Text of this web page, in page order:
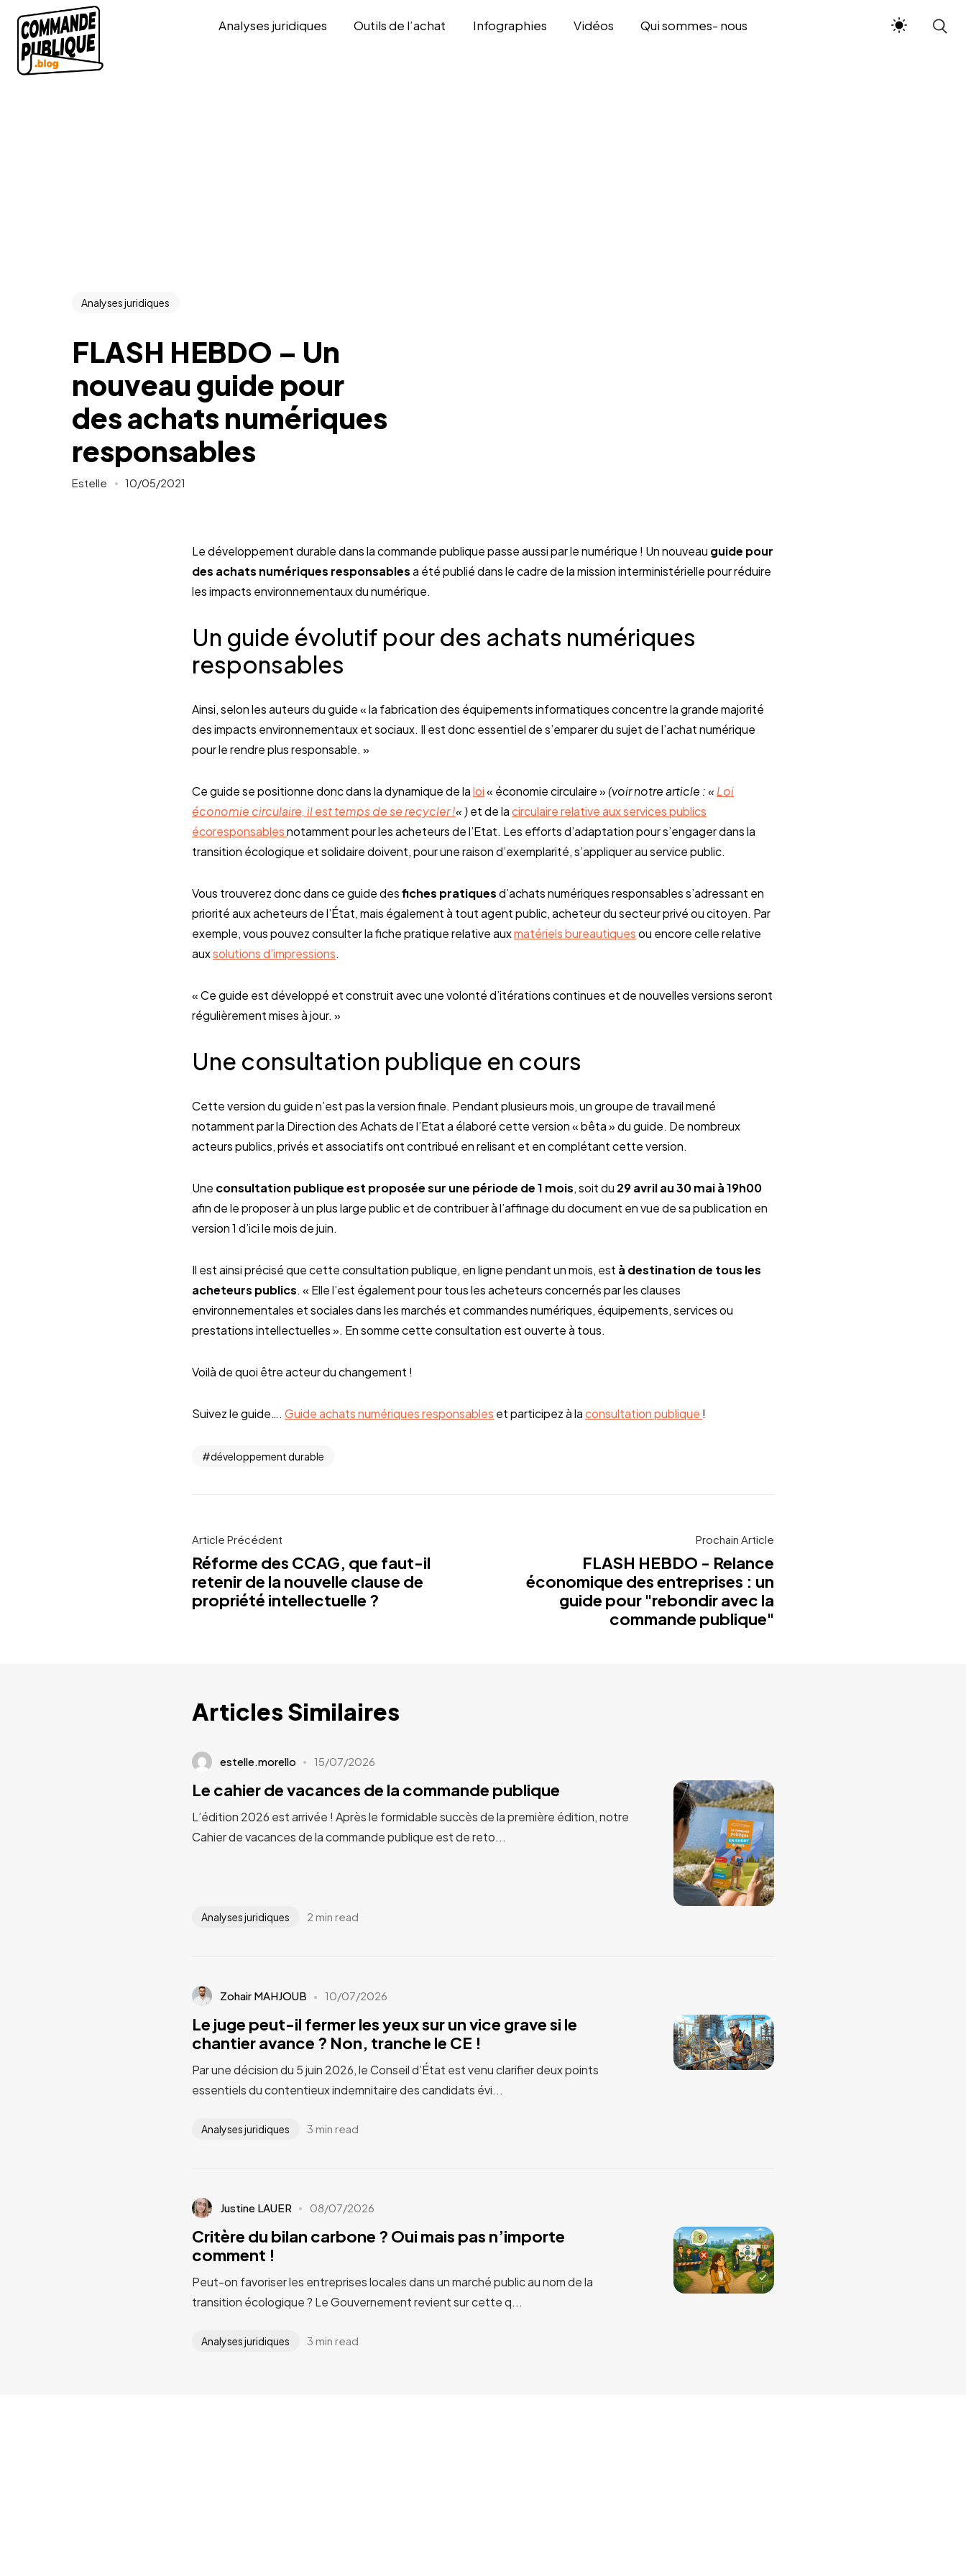
Analyses juridiques Outils de l’achat Infographies Vidéos Qui sommes- nous
Analyses juridiques
FLASH HEBDO – Un
nouveau guide pour
des achats numériques
responsables
Estelle 10/05/2021
Le développement durable dans la commande publique passe aussi par le numérique ! Un nouveau guide pour
des achats numériques responsablesa été publié dans le cadre de la mission interministérielle pour réduire
les impacts environnementaux du numérique.
Un guide évolutif pour des achats numériques
responsables
Ainsi, selon les auteurs du guide « la fabrication des équipements informatiques concentre la grande majorité
des impacts environnementaux et sociaux. Il est donc essentiel de s’emparer du sujet de l’achat numérique
pour le rendre plus responsable. »
Ce guide se positionne donc dans la dynamique de laloi« économie circulaire »(voir notre article : «Loi
économie circulaire, il est temps de se recycler !« )et de lacirculaire relative aux services publics
écoresponsablesnotamment pour les acheteurs de l’Etat. Les efforts d’adaptation pour s’engager dans la
transition écologique et solidaire doivent, pour une raison d’exemplarité, s’appliquer au service public.
Vous trouverez donc dans ce guide desfiches pratiquesd’achats numériques responsables s’adressant en
priorité aux acheteurs de l’État, mais également à tout agent public, acheteur du secteur privé ou citoyen. Par
exemple, vous pouvez consulter la fiche pratique relative auxmatériels bureautiquesou encore celle relative
auxsolutions d’impressions.
« Ce guide est développé et construit avec une volonté d’itérations continues et de nouvelles versions seront
régulièrement mises à jour. »
Une consultation publique en cours
Cette version du guide n’est pas la version finale. Pendant plusieurs mois, un groupe de travail mené
notamment par la Direction des Achats de l’Etat a élaboré cette version « bêta » du guide. De nombreux
acteurs publics, privés et associatifs ont contribué en relisant et en complétant cette version.
Une consultation publique est proposée sur une période de 1 mois, soit du 29 avril au 30 mai à 19h00
afin de le proposer à un plus large public et de contribuer à l’affinage du document en vue de sa publication en
version 1 d’ici le mois de juin.
Il est ainsi précisé que cette consultation publique, en ligne pendant un mois, est à destination de tous les
acheteurs publics. « Elle l’est également pour tous les acheteurs concernés par les clauses
environnementales et sociales dans les marchés et commandes numériques, équipements, services ou
prestations intellectuelles ». En somme cette consultation est ouverte à tous.
Voilà de quoi être acteur du changement !
Suivez le guide…. Guide achats numériques responsables et participez à laconsultation publique !
développement durable
Article Précédent
Réforme des CCAG, que faut-il
retenir de la nouvelle clause de
propriété intellectuelle ?
Prochain Article
FLASH HEBDO - Relance
économique des entreprises : un
guide pour "rebondir avec la
commande publique"
Articles Similaires
estelle.morello 15/07/2026
Le cahier de vacances de la commande publique
L’édition 2026 est arrivée ! Après le formidable succès de la première édition, notre
Cahier de vacances de la commande publique est de reto...
Analyses juridiques 2 min read
Zohair MAHJOUB 10/07/2026
Le juge peut-il fermer les yeux sur un vice grave si le
chantier avance ? Non, tranche le CE !
Par une décision du 5 juin 2026, le Conseil d’État est venu clarifier deux points
essentiels du contentieux indemnitaire des candidats évi...
Analyses juridiques 3 min read
Justine LAUER 08/07/2026
Critère du bilan carbone ? Oui mais pas n’importe
comment !
Peut-on favoriser les entreprises locales dans un marché public au nom de la
transition écologique ? Le Gouvernement revient sur cette q...
Analyses juridiques 3 min read